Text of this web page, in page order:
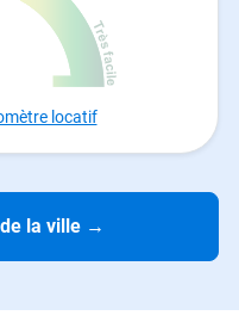
locatif
la ville →